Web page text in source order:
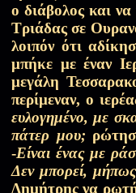
χειρότερος
των
συμβοώντων
ο διάβολος και να
Τριάδας σε
λοιπόν ότι
μπήκε με έναν
μεγάλη
περίμεναν, ο
ευλογημένο, με
πάτερ μου;
-Είναι ένας με
Δεν μπορεί,
Δημήτρης να